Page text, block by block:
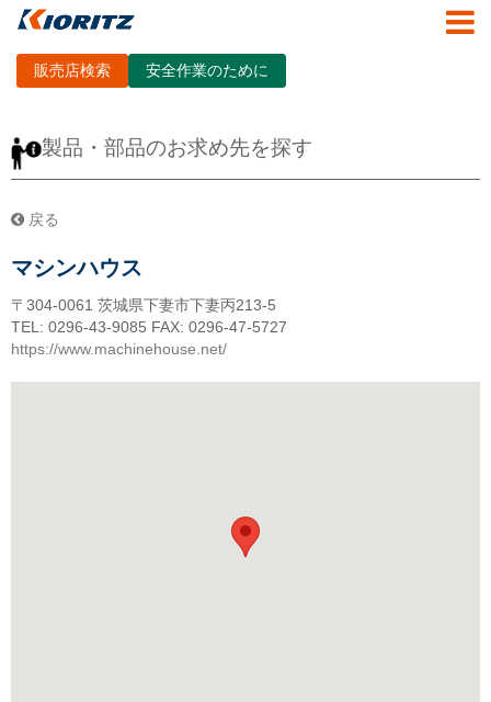
販売店検索 安全作業のために
製品・部品のお求め先を探す
戻る
マシンハウス
〒304-0061 茨城県下妻市下妻丙213-5
TEL: 0296-43-9085 FAX: 0296-47-5727
https://www.machinehouse.net/